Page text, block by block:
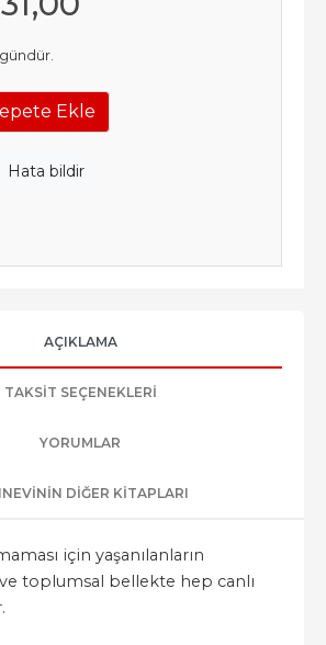
Ekle
Hata bildir
AÇIKLAMA
TAKSIT SEÇENEKLERI
YORUMLAR
DIĞER KITAPLARI
için yaşanılanların
toplumsal bellekte hep canlı